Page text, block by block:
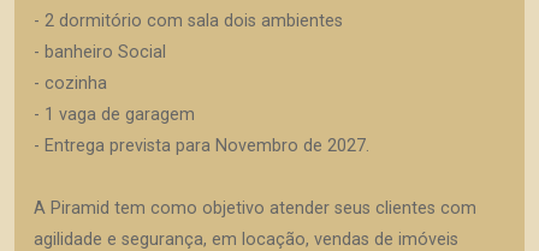
- 2 dormitório com sala dois ambientes
- banheiro Social
- cozinha
- 1 vaga de garagem
- Entrega prevista para Novembro de 2027.
A Piramid tem como objetivo atender seus clientes com
agilidade e segurança, em locação, vendas de imóveis